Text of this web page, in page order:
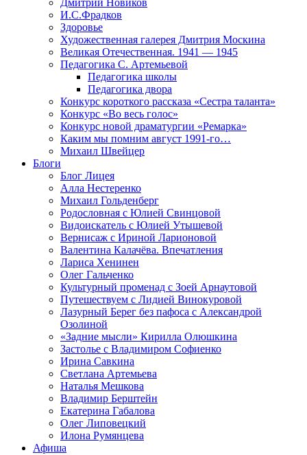
Дмитрий Новиков
И.С.Фрадков
Здоровье
Художественная галерея Дмитрия Москина
Великая Отечественная. 1941 — 1945
Педагогика С. Артемьевой
Педагогика школы
Педагогика двора
Конкурс короткого рассказа «Сестра таланта»
Конкурс «Во весь голос»
Конкурс новой драматургии «Ремарка»
Каким мы помним август 1991-го…
Михаил Швейцер
Блоги
Блог Лицея
Алла Нестеренко
Михаил Гольденберг
Родословная с Юлией Свинцовой
Видоискатель с Юлией Утышевой
Вернисаж с Ириной Ларионовой
Валентина Калачёва. Впечатления
Лариса Хенинен
Олег Гальченко
Культурный променад с Зоей Арнаутовой
Путешествуем с Лидией Винокуровой
Лазурный Берег без пафоса с Александрой
Озолиной
«Задние мысли» Кирилла Олюшкина
Застолье с Владимиром Софиенко
Ирина Савкина
Светлана Артемьева
Наталья Мешкова
Владимир Берштейн
Екатерина Габалова
Олег Липовецкий
Илона Румянцева
Афиша